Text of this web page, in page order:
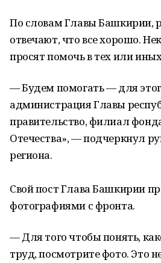
По словам Главы Башкирии,
отвечают, что все хорошо.
просят помочь в тех или
— Будем помогать — для
администрация Главы
правительство, филиал
Отечества», — подчеркнул
региона.
Свой пост Глава Башкирии
фотографиями с фронта.
— Для того чтобы понять,
труд, посмотрите фото. Это